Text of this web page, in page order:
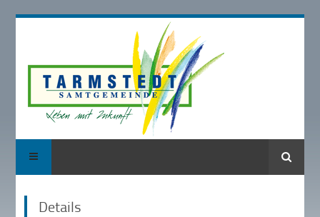
Suche
Details